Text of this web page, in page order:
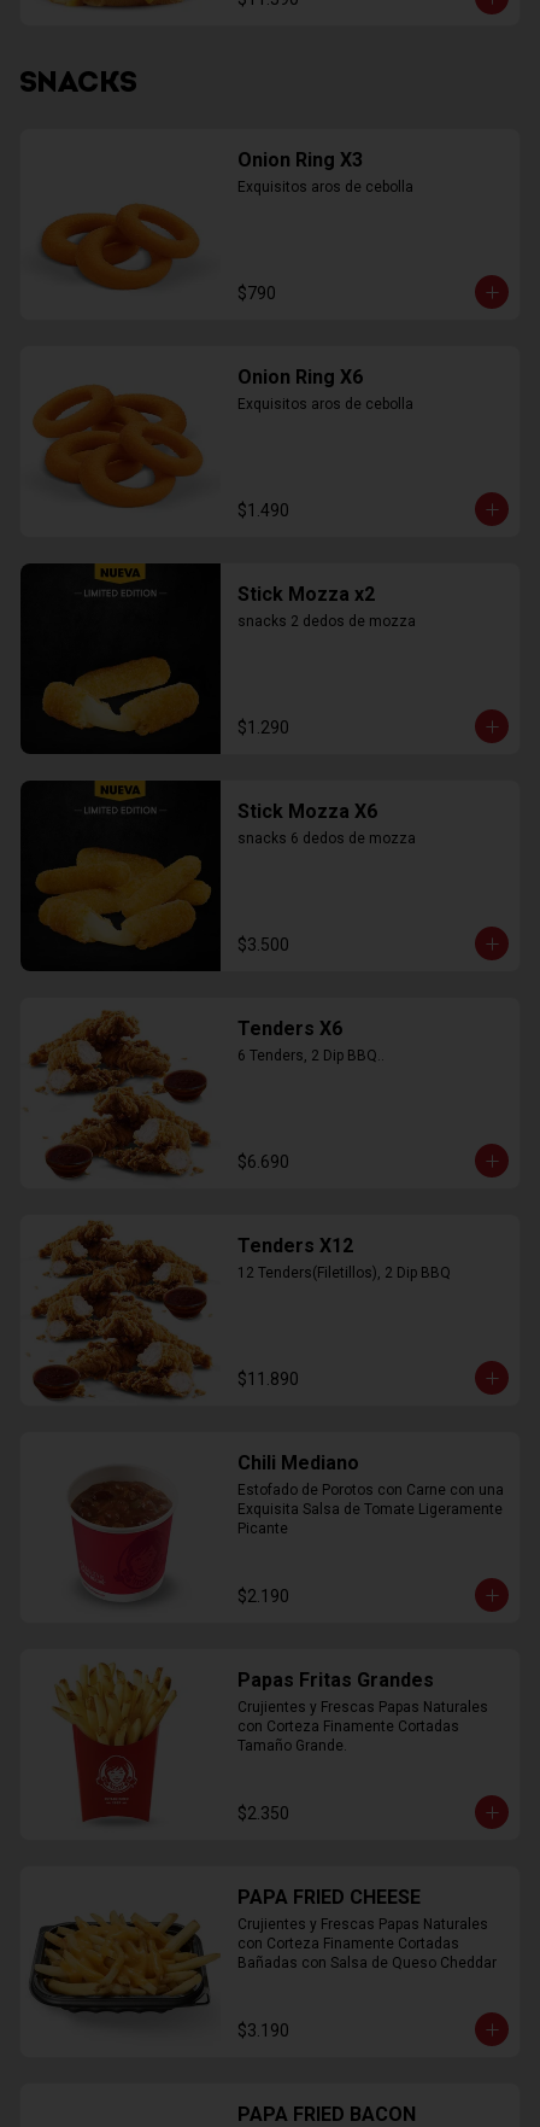
SNACKS
Onion Ring X3
Exquisitos aros de cebolla
$790
Onion Ring X6
Exquisitos aros de cebolla
$1.490
Stick Mozza x2
snacks 2 dedos de mozza
$1.290
Stick Mozza X6
snacks 6 dedos de mozza
$3.500
Tenders X6
6 Tenders, 2 Dip BBQ..
$6.690
Tenders X12
12 Tenders(Filetillos), 2 Dip BBQ
$11.890
Chili Mediano
Estofado de Porotos con Carne con una
Exquisita Salsa de Tomate Ligeramente
Picante
$2.190
Papas Fritas Grandes
Crujientes y Frescas Papas Naturales
con Corteza Finamente Cortadas
Tamaño Grande.
$2.350
PAPA FRIED CHEESE
Crujientes y Frescas Papas Naturales
con Corteza Finamente Cortadas
Bañadas con Salsa de Queso Cheddar
$3.190
PAPA FRIED BACON